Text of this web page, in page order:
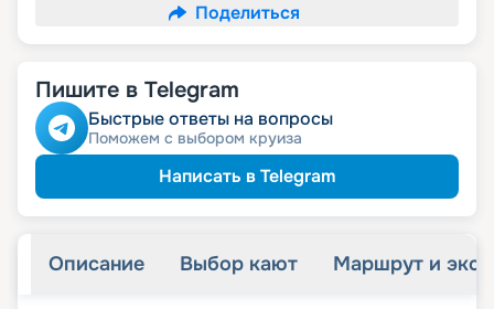
Поделиться
Пишите в Telegram
Быстрые ответы на вопросы
Поможем с выбором круиза
Написать в Telegram
Описание Выбор кают Маршрут и